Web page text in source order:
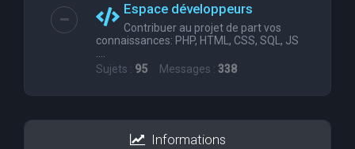
Espace développeurs
Contribuer au projet de part vos
connaissances: PHP, HTML, CSS, SQL, JS
....
Sujets : 95 Messages : 338
Informations